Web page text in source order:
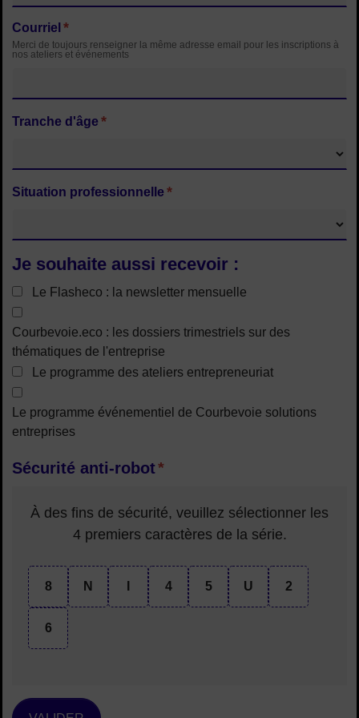
Courriel *
Merci de toujours renseigner la même adresse email pour les inscriptions à
nos ateliers et événements
Tranche d'âge *
Situation professionnelle *
Je souhaite aussi recevoir :
Le Flasheco : la newsletter mensuelle
Courbevoie.eco : les dossiers trimestriels sur des
thématiques de l'entreprise
Le programme des ateliers entrepreneuriat
Le programme événementiel de Courbevoie solutions
entreprises
Sécurité anti-robot*
À des fins de sécurité, veuillez sélectionner les
4 premiers caractères de la série.
8 N 4 5 U 2
6